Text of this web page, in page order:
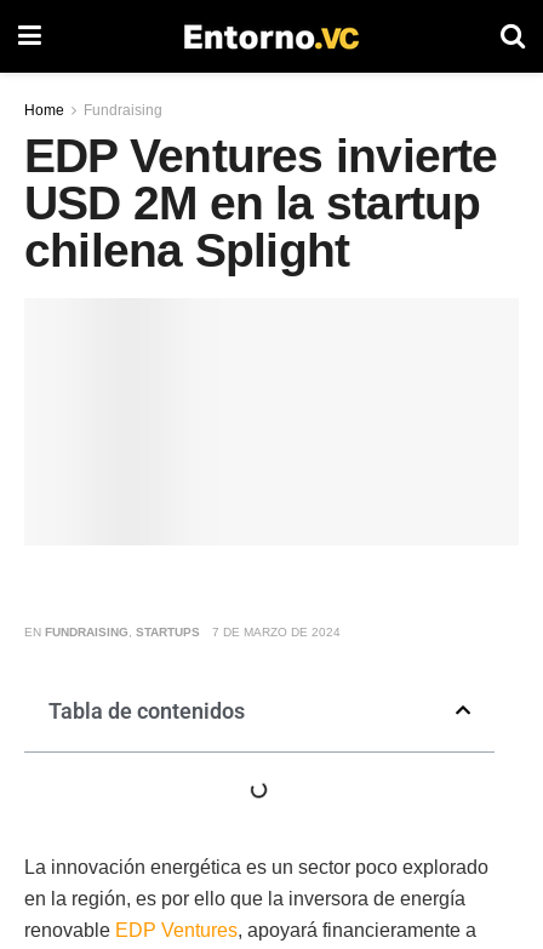
Home Fundraising
EDP Ventures invierte
USD 2M en la startup
chilena Splight
EN FUNDRAISING STARTUPS 7 DE MARZO DE 2024
Tabla de contenidos
La innovación energética es un sector poco explorado
en la región, es por ello que la inversora de energía
renovable EDP Ventures, apoyará financieramente a